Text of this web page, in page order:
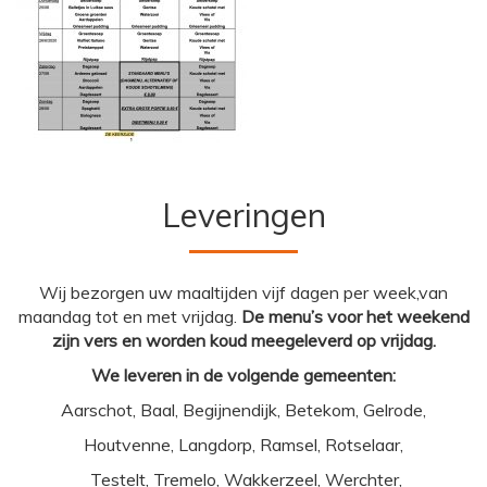
Leveringen
Wij bezorgen uw maaltijden vijf dagen per week,van
maandag tot en met vrijdag. De menu’s voor het weekend
zijn vers en worden koud meegeleverd op vrijdag.
We leveren in de volgende gemeenten:
Aarschot, Baal, Begijnendijk, Betekom, Gelrode,
Houtvenne, Langdorp, Ramsel, Rotselaar,
Testelt, Tremelo, Wakkerzeel, Werchter,